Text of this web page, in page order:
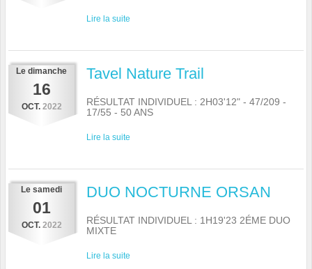
Lire la suite
Le dimanche
16
OCT. 2022
Tavel Nature Trail
RÉSULTAT INDIVIDUEL : 2H03'12" - 47/209 -
17/55 - 50 ANS
Lire la suite
Le samedi
01
OCT. 2022
DUO NOCTURNE ORSAN
RÉSULTAT INDIVIDUEL : 1H19'23 2ÉME DUO
MIXTE
Lire la suite